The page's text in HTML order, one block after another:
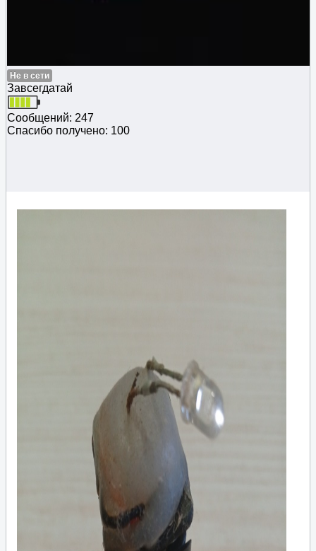
Не в сети
Завсегдатай
Сообщений: 247
Спасибо получено: 100